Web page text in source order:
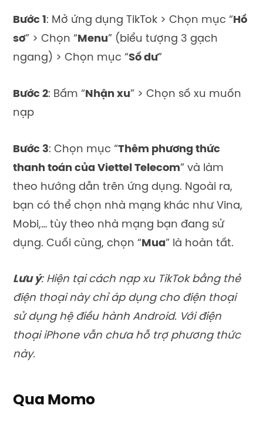
Bước 1: Mở ứng dụng TikTok > Chọn mục “Hồ
sơ” > Chọn “Menu” (biểu tượng 3 gạch
ngang) > Chọn mục “Số dư”
Bước 2: Bấm “Nhận xu” > Chọn số xu muốn
nạp
Bước 3: C họn mục “Thêm phương thức
thanh toán của Viettel Telecom” và làm
theo hướng dẫn trên ứng dụng. Ngoài ra,
bạn có thể chọn nhà mạng khác như Vina,
Mobi,… tùy theo nhà mạng bạn đang sử
dụng. Cuối cùng, chọn “ Mua” là hoàn tất.
Lưu ý: Hiện tại cách nạp xu TikTokbằng thẻ
điện thoại này chỉ áp dụng cho điện thoại
sử dụng hệ điều hành Android. Với điện
thoại iPhone vẫn chưa hỗ trợ phương thức
này.
Qua Momo